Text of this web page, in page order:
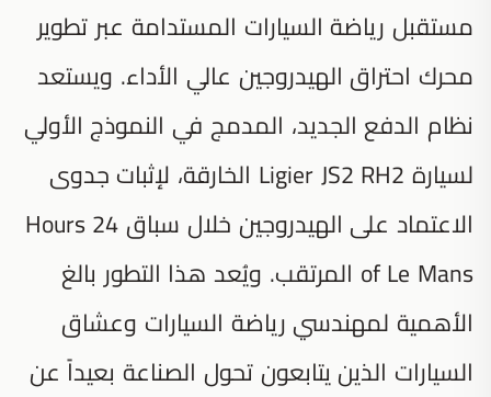
مستقبل رياضة السيارات المستدامة عبر تطوير
محرك احتراق الهيدروجين عالي الأداء. ويستعد
نظام الدفع الجديد، المدمج في النموذج الأولي
لسيارة Ligier JS2 RH2 الخارقة، لإثبات جدوى
الاعتماد على الهيدروجين خلال سباق 24 Hours
of Le Mans المرتقب. ويُعد هذا التطور بالغ
الأهمية لمهندسي رياضة السيارات وعشاق
السيارات الذين يتابعون تحول الصناعة بعيداً عن